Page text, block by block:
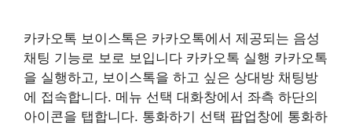
카카오톡 보이스톡은 카카오톡에서 제공되는 음성
채팅 기능로 보로 보입니다 카카오톡 실행 카카오톡
을 실행하고, 보이스톡을 하고 싶은 상대방 채팅방
에 접속합니다. 메뉴 선택 대화창에서 좌측 하단의
아이콘을 탭합니다. 통화하기 선택 팝업창에 통화하